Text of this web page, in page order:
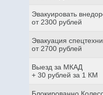
Эвакуировать
от 2300 рублей
Эвакуация
от 2700 рублей
Выезд за МКАД
+ 30 рублей за 1 КМ
Блокированно